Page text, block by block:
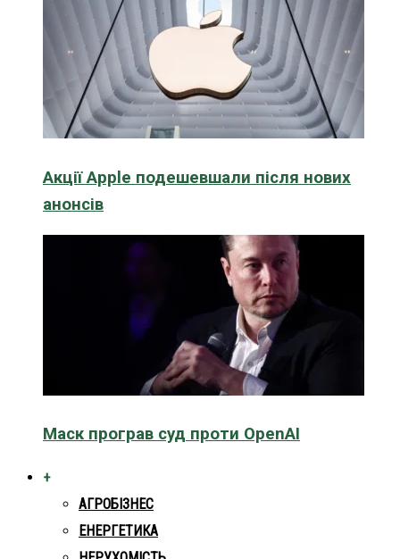
Акції Apple подешевшали після нових
анонсів
Маск програв суд проти OpenAI
+
АГРОБІЗНЕС
ЕНЕРГЕТИКА